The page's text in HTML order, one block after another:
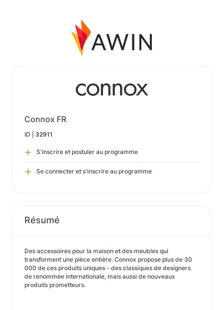
Connox FR
ID | 32911
S'inscrire et postuler au programme
Se connecter et s'inscrire au programme
Résumé
Des accessoires pour la maison et des meubles qui
transforment une pièce entière. Connox propose plus de 30
000 de ces produits uniques - des classiques de designers
de renommée internationale, mais aussi de nouveaux
produits prometteurs.